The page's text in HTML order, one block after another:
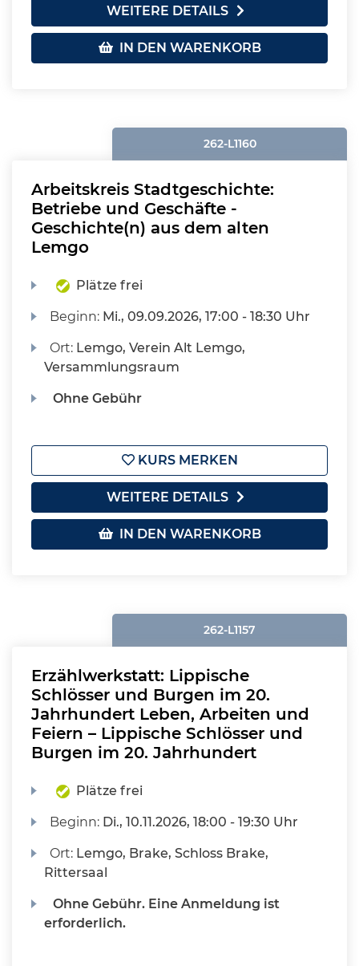
WEITERE DETAILS
IN DEN WARENKORB
262-L1160
Arbeitskreis Stadtgeschichte:
Betriebe und Geschäfte -
Geschichte(n) aus dem alten
Lemgo
Plätze frei
Beginn: Mi., 09.09.2026, 17:00 - 18:30 Uhr
Ort: Lemgo, Verein Alt Lemgo,
Versammlungsraum
Ohne Gebühr
KURS MERKEN
WEITERE DETAILS
IN DEN WARENKORB
262-L1157
Erzählwerkstatt: Lippische
Schlösser und Burgen im 20.
Jahrhundert Leben, Arbeiten und
Feiern – Lippische Schlösser und
Burgen im 20. Jahrhundert
Plätze frei
Beginn: Di., 10.11.2026, 18:00 - 19:30 Uhr
Ort: Lemgo, Brake, Schloss Brake,
Rittersaal
Ohne Gebühr. Eine Anmeldung ist
erforderlich.